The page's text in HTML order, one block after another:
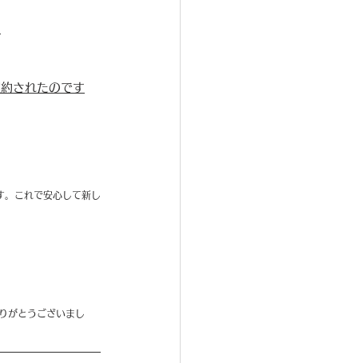
されたのです
。これで安心して新し
がとうございまし